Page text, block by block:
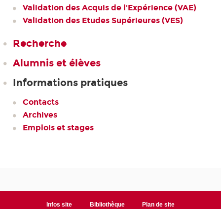
Validation des Acquis de l'Expérience (VAE)
Validation des Etudes Supérieures (VES)
Recherche
Alumnis et élèves
Informations pratiques
Contacts
Archives
Emplois et stages
Infos site Bibliothèque Plan de site